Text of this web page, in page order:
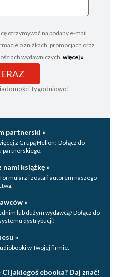
otrzymywać na podany e-mail
o zniżkach, promocjach oraz
wydawniczych. więcej »
tygodniowo!
partnerski »
z Grupą Helion! Dołącz do
partnerskiego.
nami książkę »
formularz i zostań autorem naszego
»
lub dużym wydawcą? Dołącz do
dystrybucji!
»
w Twojej firmie.
Ci jakiegoś ebooka? Daj znać!